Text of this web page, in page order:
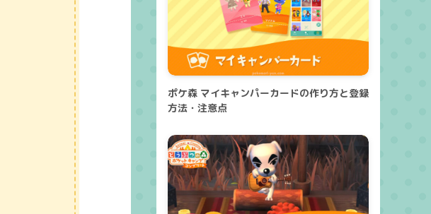
ポケ森 マイキャンパーカードの作り方と登録
方法・注意点